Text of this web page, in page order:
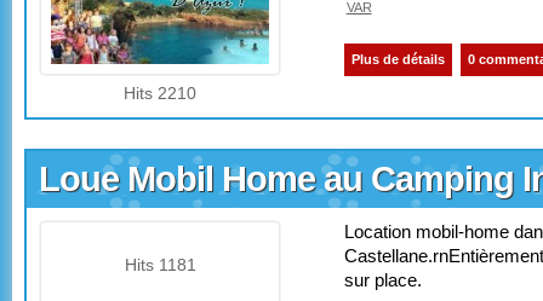
Hits 2210
VAR
Plus de détails 0
Loue Mobil Home au Camping
Hits 1181
Location mobil-home
sur place.